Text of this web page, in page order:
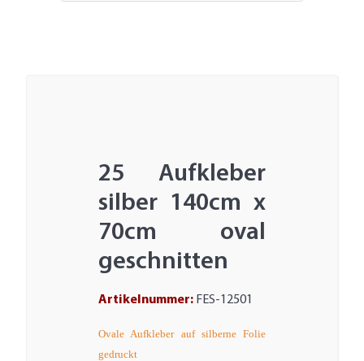
25 Aufkleber
silber 140cm x
70cm oval
geschnitten
Artikelnummer: FES-12501
Ovale Aufkleber auf silberne Folie
gedruckt